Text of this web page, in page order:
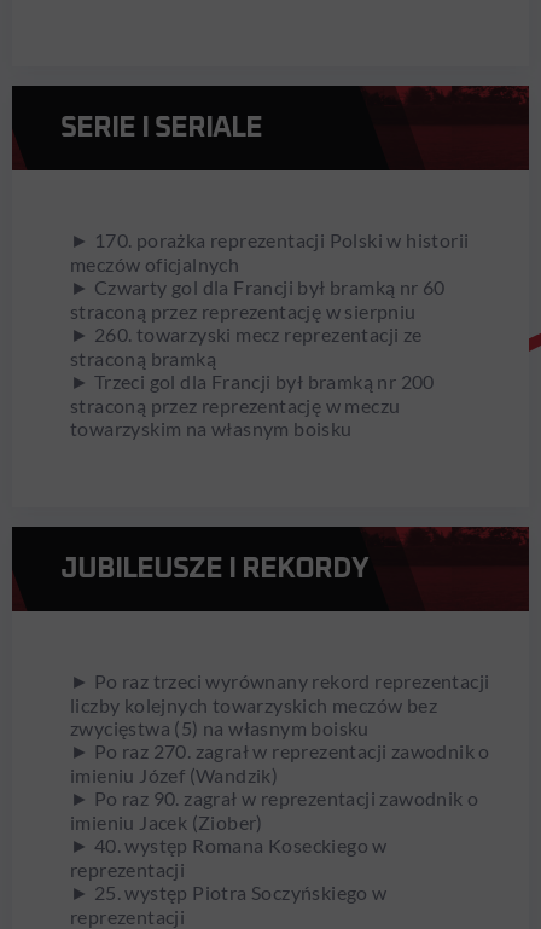
SERIE I SERIALE
► 170. porażka reprezentacji Polski w historii
meczów oficjalnych
► Czwarty gol dla Francji był bramką nr 60
straconą przez reprezentację w sierpniu
► 260. towarzyski mecz reprezentacji ze
straconą bramką
► Trzeci gol dla Francji był bramką nr 200
straconą przez reprezentację w meczu
towarzyskim na własnym boisku
JUBILEUSZE I REKORDY
► Po raz trzeci wyrównany rekord reprezentacji
liczby kolejnych towarzyskich meczów bez
zwycięstwa (5) na własnym boisku
► Po raz 270. zagrał w reprezentacji zawodnik o
imieniu Józef (Wandzik)
► Po raz 90. zagrał w reprezentacji zawodnik o
imieniu Jacek (Ziober)
► 40. występ Romana Koseckiego w
reprezentacji
► 25. występ Piotra Soczyńskiego w
reprezentacji